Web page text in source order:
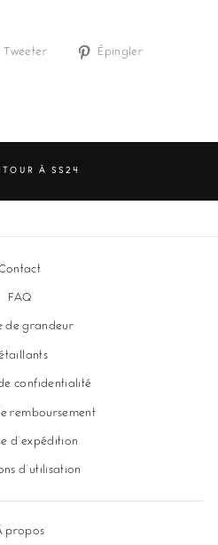
Tweeter
TweeterÉpingler
À SS24
FAQ
de grandeur
confidentialité
remboursement
d'expédition
d'utilisation
propos